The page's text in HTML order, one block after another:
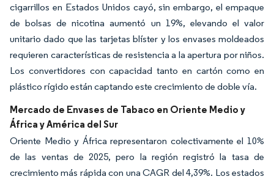
cigarrillos en Estados Unidos cayó, sin embargo, el empaque
de bolsas de nicotina aumentó un 19%, elevando el valor
unitario dado que las tarjetas blíster y los envases moldeados
requieren características de resistencia a la apertura por niños.
Los convertidores con capacidad tanto en cartón como en
plástico rígido están captando este crecimiento de doble vía.
Mercado de Envases de Tabaco en Oriente Medio y
África y América del Sur
Oriente Medio y África representaron colectivamente el 10%
de las ventas de 2025, pero la región registró la tasa de
crecimiento más rápida con una CAGR del 4,39%. Los estados